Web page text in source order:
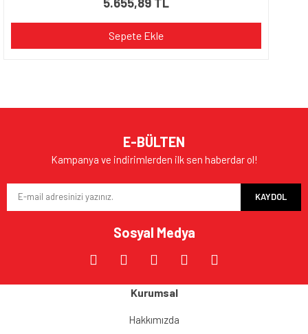
Sepete Ekle
E-BÜLTEN
Kampanya ve indirimlerden ilk sen haberdar ol!
KAYDOL
Sosyal Medya
Kurumsal
Hakkımızda